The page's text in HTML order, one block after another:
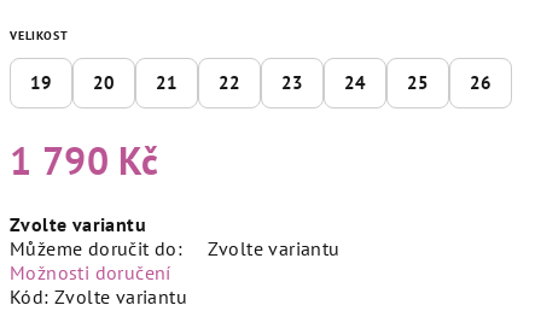
VELIKOST
19 20 21 22 23 24 25 26
1 790 Kč
cena:
Zvolte variantu
Můžeme doručit do:
Zvolte variantu
Možnosti doručení
Kód: Zvolte variantu